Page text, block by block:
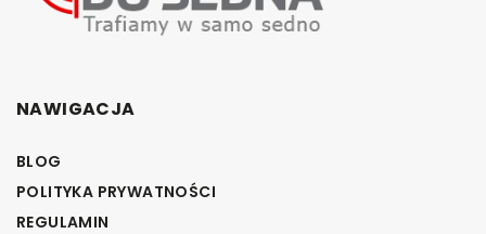
NAWIGACJA
BLOG
POLITYKA PRYWATNOŚCI
REGULAMIN